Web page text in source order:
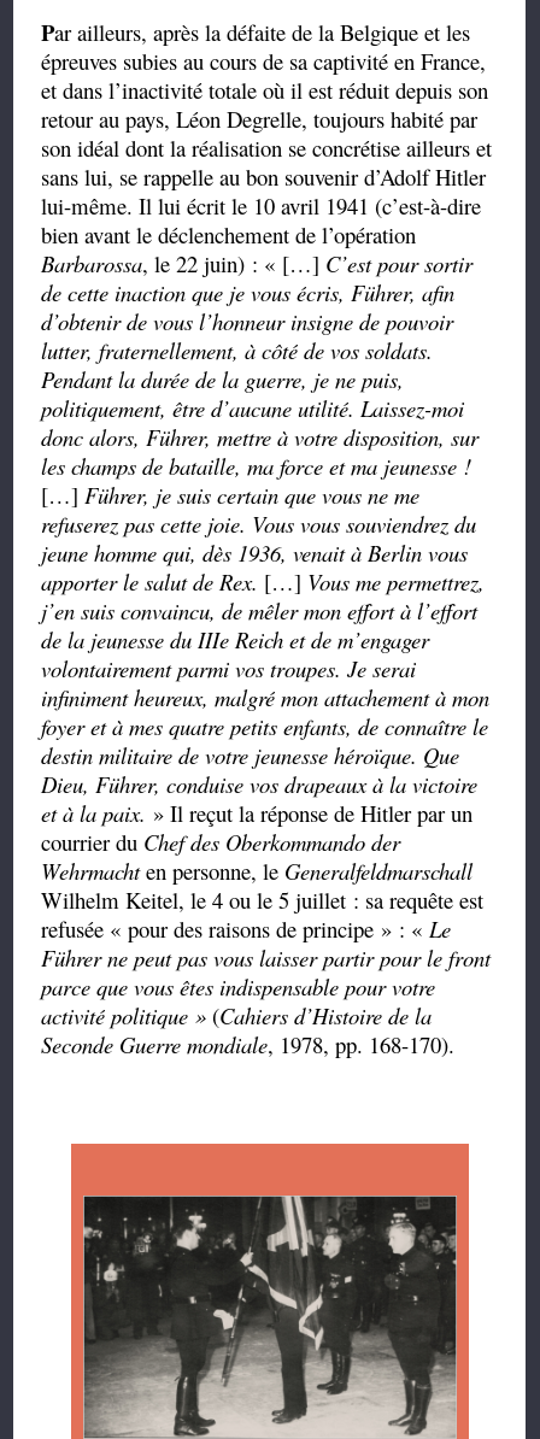
Par ailleurs, après la défaite de la Belgique et les
épreuves subies au cours de sa captivité en France,
et dans l’inactivité totale où il est réduit depuis son
retour au pays, Léon Degrelle, toujours habité par
son idéal dont la réalisation se concrétise ailleurs et
sans lui, se rappelle au bon souvenir d’Adolf Hitler
lui-même. Il lui écrit le 10 avril 1941 (c’est-à-dire
bien avant le déclenchement de l’opération
Barbarossa, le 22 juin) : « […] C’est pour sortir
de cette inaction que je vous écris, Führer, afin
d’obtenir de vous l’honneur insigne de pouvoir
lutter, fraternellement, à côté de vos soldats.
Pendant la durée de la guerre, je ne puis,
politiquement, être d’aucune utilité. Laissez-moi
donc alors, Führer, mettre à votre disposition, sur
les champs de bataille, ma force et ma jeunesse !
[…] Führer, je suis certain que vous ne me
refuserez pas cette joie. Vous vous souviendrez du
jeune homme qui, dès 1936, venait à Berlin vous
apporter le salut de Rex. […] Vous me permettrez,
j’en suis convaincu, de mêler mon effort à l’effort
de la jeunesse du IIIe Reich et de m’engager
volontairement parmi vos troupes. Je serai
infiniment heureux, malgré mon attachement à mon
foyer et à mes quatre petits enfants, de connaître le
destin militaire de votre jeunesse héroïque. Que
Dieu, Führer, conduise vos drapeaux à la victoire
et à la paix. » Il reçut la réponse de Hitler par un
courrier du Chef des Oberkommando der
Wehrmacht en personne, le Generalfeldmarschall
Wilhelm Keitel, le 4 ou le 5 juillet : sa requête est
refusée « pour des raisons de principe » : « Le
Führer ne peut pas vous laisser partir pour le front
parce que vous êtes indispensable pour votre
activité politique » (Cahiers d’Histoire de la
Seconde Guerre mondiale, 1978, pp. 168-170).